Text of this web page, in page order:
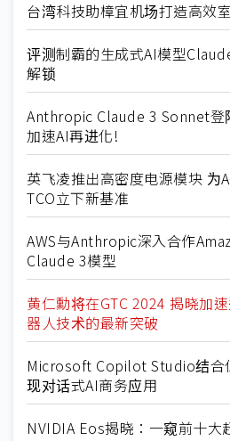
台湾科技助樟宜机场打造高效
评测制霸的生成式AI模型
解锁
Anthropic Claude 3 Sonnet
加速AI再进化!
英飞凌推出高密度电源模块 为
TCO立下新基准
AWS与Anthropic深入合作
Claude 3模型
黄仁勳将在GTC 2024 揭晓加
器人技术的最新突破
Microsoft Copilot Studio结合
现对话式AI商务应用
NVIDIA Eos揭晓：一窥前十大